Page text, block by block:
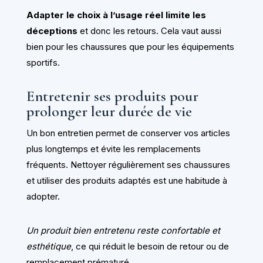
Adapter le choix à l’usage réel limite les
déceptions et donc les retours. Cela vaut aussi
bien pour les chaussures que pour les équipements
sportifs.
Entretenir ses produits pour
prolonger leur durée de vie
Un bon entretien permet de conserver vos articles
plus longtemps et évite les remplacements
fréquents. Nettoyer régulièrement ses chaussures
et utiliser des produits adaptés est une habitude à
adopter.
Un produit bien entretenu reste confortable et
esthétique, ce qui réduit le besoin de retour ou de